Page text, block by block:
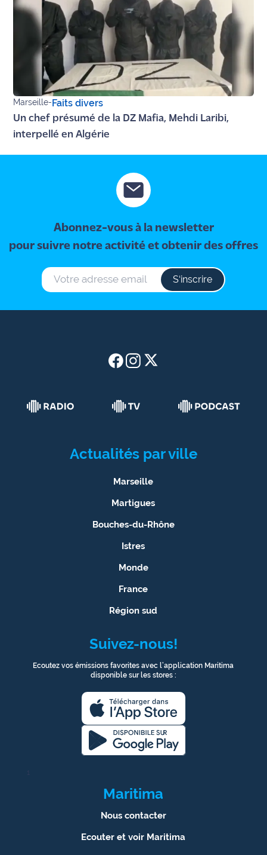
Conditions
générales
d'utilisation du
site maritima.fr
Archives
Marseille-Faits divers
Un chef présumé de la DZ Mafia, Mehdi Laribi,
interpellé en Algérie
Abonnez-vous à la newsletter
pour suivre notre activité et obtenir des offres
S‘inscrire
Actualités par ville
Marseille
Martigues
Bouches-du-Rhône
Istres
Monde
France
Région sud
Suivez-nous!
Ecoutez vos émissions favorites avec l’application Maritima
disponible sur les stores :
1
Maritima
Nous contacter
Ecouter et voir Maritima